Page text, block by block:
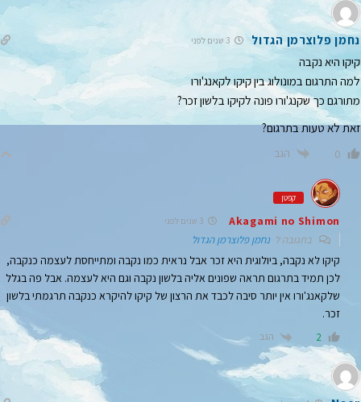
נחמן פלוצרמן הגדול
קיקו היא נקבה
למה התרגום במונולוג בין קיקו לקאנג'ורו
מתורגם כך שקנג'ורו פונה לקיקו בלשון זכר?
זאת לא טעות בתרגום?
0 הגב
קפטן
Akagami no Shimon
בתגובה לנחמן פלוצרמן הגדול
קיקו לא נקבה, ביולוגית היא זכר אבל נראית כמו נקבה ומתייחסת לעצמה כנקבה,
לכן תמיד בתרגום תראה שפונים אליה בלשון נקבה וגם היא לעצמה. אבל פה בגלל
שלקאנג'ורו אין יותר סיבה לכבד את הרצון של קיקו להיקרא כנקבה תרגמתי בלשון
זכר.
2 הגב